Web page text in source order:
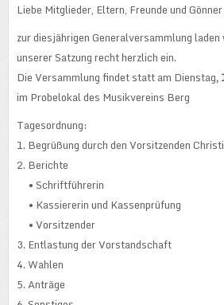
Liebe Mitglieder, Eltern, Freunde und
zur diesjährigen Generalversammlung laden
unserer Satzung recht herzlich ein.
Die Versammlung findet statt am Dienstag,
im Probelokal des Musikvereins Berg
Tagesordnung:
1. Begrüßung durch den Vorsitzenden
2. Berichte
• Schriftführerin
• Kassiererin und Kassenprüfung
• Vorsitzender
3. Entlastung der Vorstandschaft
4. Wahlen
5. Anträge